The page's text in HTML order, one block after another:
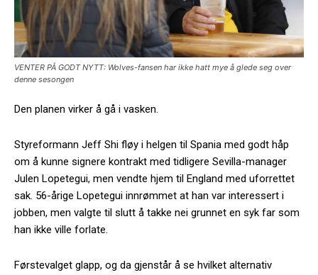
VENTER PÅ GODT NYTT: Wolves-fansen har ikke hatt mye å glede seg over
denne sesongen
Den planen virker å gå i vasken.
Styreformann Jeff Shi fløy i helgen til Spania med godt håp
om å kunne signere kontrakt med tidligere Sevilla-manager
Julen Lopetegui, men vendte hjem til England med uforrettet
sak. 56-årige Lopetegui innrømmet at han var interessert i
jobben, men valgte til slutt å takke nei grunnet en syk far som
han ikke ville forlate.
Førstevalget glapp, og da gjenstår å se hvilket alternativ